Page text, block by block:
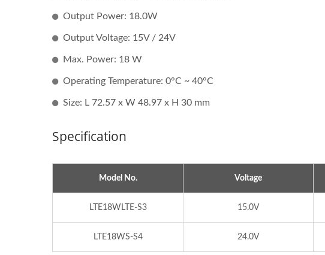
Output Power: 18.0W
Output Voltage: 15V / 24V
Max. Power: 18 W
Operating Temperature: 0°C ~ 40°C
Size: L 72.57 x W 48.97 x H 30 mm
Specification
Model No. Voltage
LTE18WLTE-S3 15.0V
LTE18WS-S4 24.0V